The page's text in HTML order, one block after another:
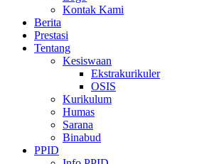
Kontak Kami
Berita
Prestasi
Tentang
Kesiswaan
Ekstrakurikuler
OSIS
Kurikulum
Humas
Sarana
Binabud
PPID